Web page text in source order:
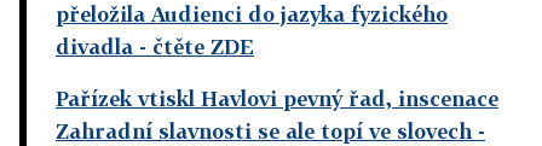
přeložila Audienci do jazyka fyzického
divadla - čtěte ZDE
Pařízek vtiskl Havlovi pevný řad, inscenace
Zahradní slavnosti se ale topí ve slovech -